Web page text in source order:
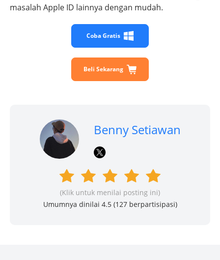
masalah Apple ID lainnya dengan mudah.
Coba Gratis
Beli Sekarang
Benny Setiawan
(Klik untuk menilai posting ini)
Umumnya dinilai 4.5 (127berpartisipasi)